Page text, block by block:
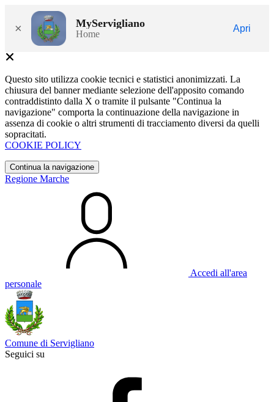
× MyServigliano
Home
Apri
Questo sito utilizza cookie tecnici e statistici anonimizzati. La
chiusura del banner mediante selezione dell'apposito comando
contraddistinto dalla X o tramite il pulsante "Continua la
navigazione" comporta la continuazione della navigazione in
assenza di cookie o altri strumenti di tracciamento diversi da quelli
sopracitati.
COOKIE POLICY
Continua la navigazione
Regione Marche
Accedi all'area
personale
Comune di Servigliano
Seguici su